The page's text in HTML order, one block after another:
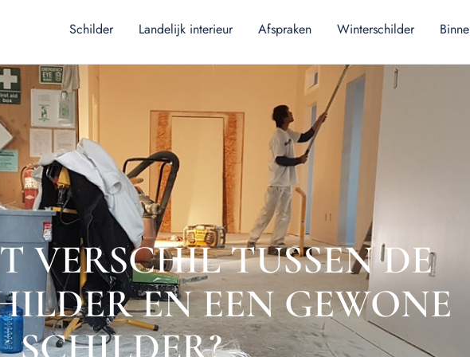
Schilder Landelijk interieur Afspraken Winterschilder
VERSCHIL TUSSEN DE
EN EEN GEWONE
SCHILDER?